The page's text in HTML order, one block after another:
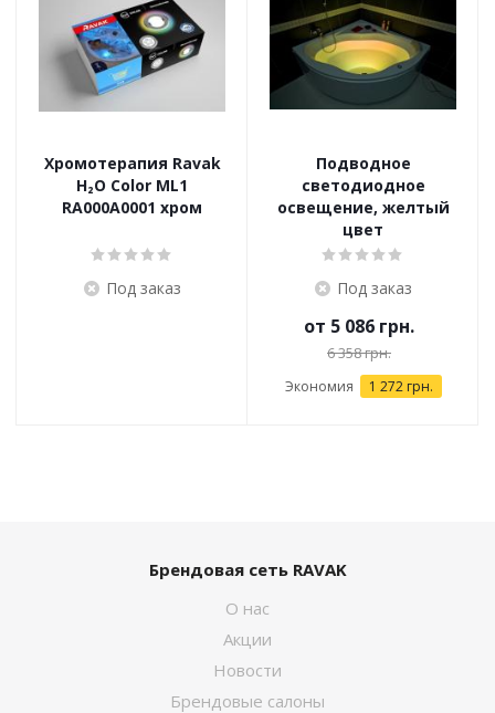
Хромотерапия Ravak
H₂O Color ML1
RA000A0001 хром
Под заказ
Подводное
светодиодное
освещение, желтый
цвет
Под заказ
от 5 086 грн.
6 358 грн.
Экономия 1 272 грн.
Брендовая сеть RAVAK
О нас
Акции
Новости
Брендовые салоны